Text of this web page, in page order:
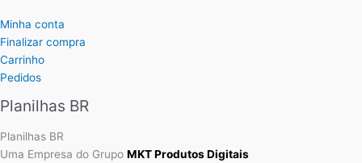
Minha conta
Finalizar compra
Carrinho
Pedidos
Planilhas BR
Planilhas BR
Uma Empresa do Grupo MKT Produtos Digitais